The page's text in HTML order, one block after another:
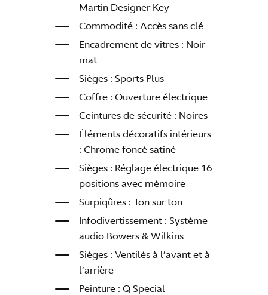
Martin Designer Key
Commodité : Accès sans clé
Encadrement de vitres : Noir
mat
Sièges : Sports Plus
Coffre : Ouverture électrique
Ceintures de sécurité : Noires
Éléments décoratifs intérieurs
: Chrome foncé satiné
Sièges : Réglage électrique 16
positions avec mémoire
Surpiqûres : Ton sur ton
Infodivertissement : Système
audio Bowers & Wilkins
Sièges : Ventilés à l’avant et à
l’arrière
Peinture : Q Special